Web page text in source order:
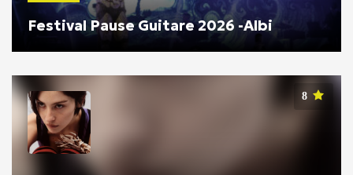
Festival Pause Guitare 2026 -Albi
8